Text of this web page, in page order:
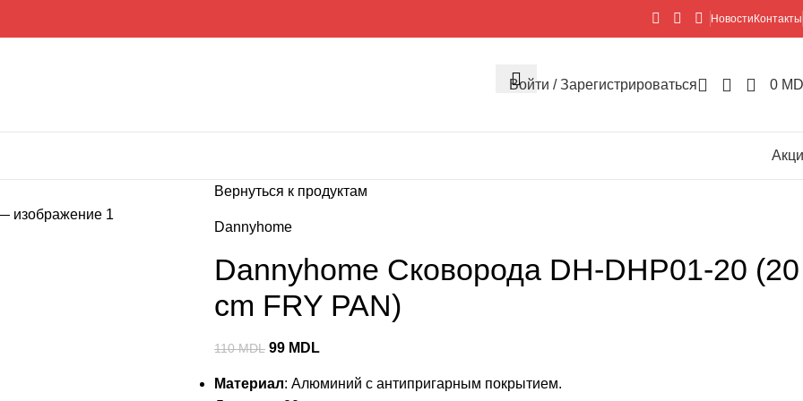
Новости Контакты
Войти / Зарегистрироваться 0
Вернуться к продуктам
Dannyhome
Dannyhome Сковорода DH-DHP01-20 (20
cm FRY PAN)
110MDL 99 MDL
Материал: Алюминий с антипригарным покрытием.